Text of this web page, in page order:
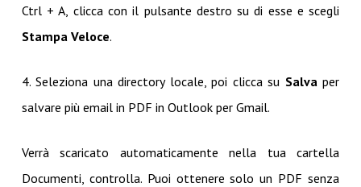
Ctrl + A, clicca con il pulsante destro su di esse e scegli
Stampa Veloce.
4. Seleziona una directory locale, poi clicca su Salva per
salvare più email in PDF in Outlook per Gmail.
Verrà scaricato automaticamente nella tua cartella
Documenti, controlla. Puoi ottenere solo un PDF senza